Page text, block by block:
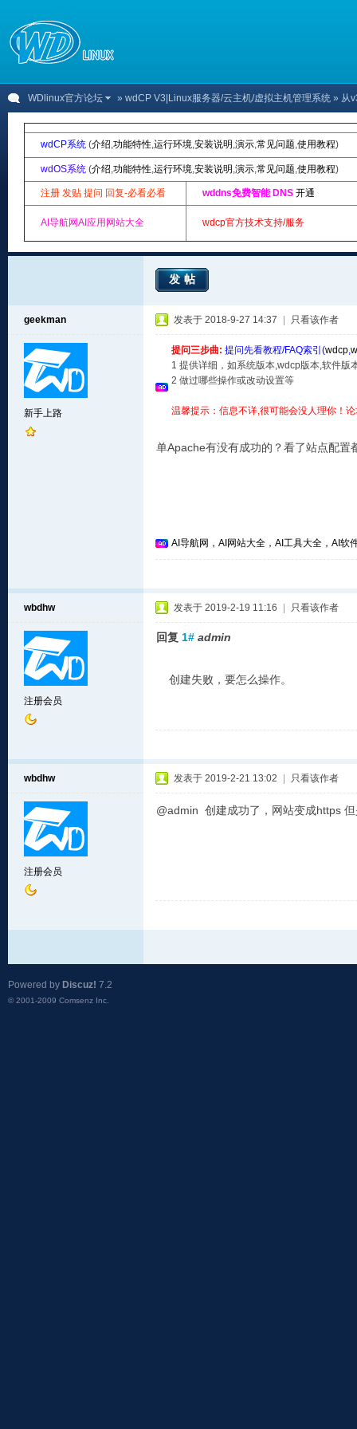
WDlinux官方论坛 » wdCP V3|Linux服务器/云主机/虚拟主机管理系统 » 从
wdCP系统 (介绍,功能特性,运行环境,安装说明 ,演示,常见问题,使用教程)
wdOS系统 (介绍,功能特性,运行环境,安装说明 ,演示,常见问题,使用教程)
注册 发贴 提问 回复-必看必看 wddns免费智能 DNS 开通
AI导航网AI应用网站大全 wdcp官方技术支持/服务
发帖
geekman
新手上路
发表于 2018-9-27 14:37 只看该作者
提问三步曲: 提问先看教程/FAQ索引(wdcp,
1 提供详细，如系统版本,wdcp版本,软件版
2 做过哪些操作或改动设置等
温馨提示：信息不详,很可能会没人理你！
单Apache有没有成功的？看了站点配
AI导航网，AI网站大全，AI工具大全，AI软
wbdhw
注册会员
发表于 2019-2-19 11:16 只看该作者
回复 1# admin
创建失败，要怎么操作。
wbdhw
注册会员
发表于 2019-2-21 13:02 只看该作者
@admin 创建成功了，网站变成https
Powered by Discuz! 7.2
© 2001-2009 Comsenz Inc.